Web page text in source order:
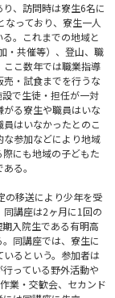
、訪問時は寮生6名に
っており、寮生一人
。これまでの地域と
・共催等）、登山、職
ここ数年では職業指導
売・試食までを行うな
で生徒・担任が一対
る寮生や職員はいな
はいなかったとのこ
な参加などにより地域
にも地域の子どもた
る。
の移送により少年を受
講座は2ヶ月に1回の
入院生である有明高
同講座では、寮生に
るという。参加者は
っている野外活動や
業・交歓会、セカンド